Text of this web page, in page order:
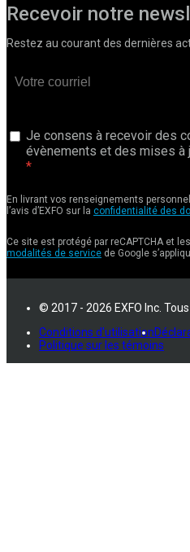
Recevoir notre
Restez au courant des dernières
Je consens à recevoir des
évènements et des mises à
En livrant vos renseignements
l’avis d’EXFO sur la confidentialité des
Ce site est protégé par reCAPTCHA et les
modalités de service de Google
© 2017 - 2026 EXFO Inc.
Conditions d'utilisation
Politique sur les témoins